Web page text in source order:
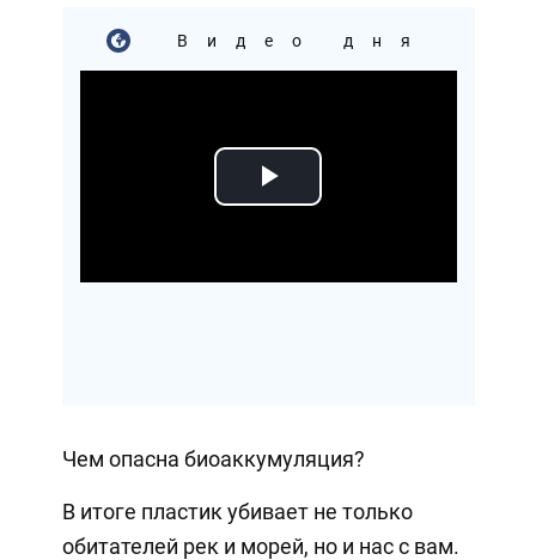
Видео дня
Play
Чем опасна биоаккумуляция?
В итоге пластик убивает не только
обитателей рек и морей, но и нас с вам.